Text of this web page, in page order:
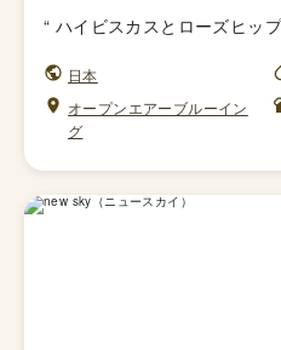
“ ハイビスカスとローズヒッ
日本
オープンエアーブルーイン
グ